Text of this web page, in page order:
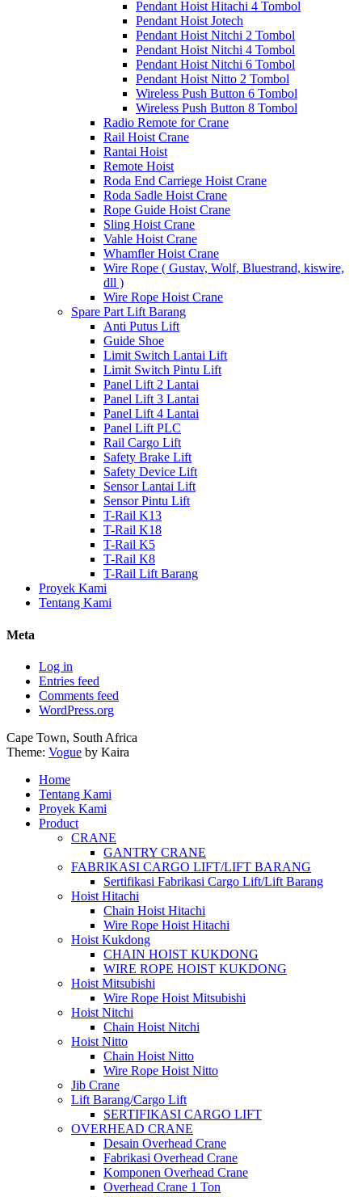
Pendant Hoist Hitachi 4 Tombol
Pendant Hoist Jotech
Pendant Hoist Nitchi 2 Tombol
Pendant Hoist Nitchi 4 Tombol
Pendant Hoist Nitchi 6 Tombol
Pendant Hoist Nitto 2 Tombol
Wireless Push Button 6 Tombol
Wireless Push Button 8 Tombol
Radio Remote for Crane
Rail Hoist Crane
Rantai Hoist
Remote Hoist
Roda End Carriege Hoist Crane
Roda Sadle Hoist Crane
Rope Guide Hoist Crane
Sling Hoist Crane
Vahle Hoist Crane
Whamfler Hoist Crane
Wire Rope ( Gustav, Wolf, Bluestrand, kiswire,
dll )
Wire Rope Hoist Crane
Spare Part Lift Barang
Anti Putus Lift
Guide Shoe
Limit Switch Lantai Lift
Limit Switch Pintu Lift
Panel Lift 2 Lantai
Panel Lift 3 Lantai
Panel Lift 4 Lantai
Panel Lift PLC
Rail Cargo Lift
Safety Brake Lift
Safety Device Lift
Sensor Lantai Lift
Sensor Pintu Lift
T-Rail K13
T-Rail K18
T-Rail K5
T-Rail K8
T-Rail Lift Barang
Proyek Kami
Tentang Kami
Meta
Log in
Entries feed
Comments feed
WordPress.org
Cape Town, South Africa
Theme: Vogue by Kaira
Home
Tentang Kami
Proyek Kami
Product
CRANE
GANTRY CRANE
FABRIKASI CARGO LIFT/LIFT BARANG
Sertifikasi Fabrikasi Cargo Lift/Lift Barang
Hoist Hitachi
Chain Hoist Hitachi
Wire Rope Hoist Hitachi
Hoist Kukdong
CHAIN HOIST KUKDONG
WIRE ROPE HOIST KUKDONG
Hoist Mitsubishi
Wire Rope Hoist Mitsubishi
Hoist Nitchi
Chain Hoist Nitchi
Hoist Nitto
Chain Hoist Nitto
Wire Rope Hoist Nitto
Jib Crane
Lift Barang/Cargo Lift
SERTIFIKASI CARGO LIFT
OVERHEAD CRANE
Desain Overhead Crane
Fabrikasi Overhead Crane
Komponen Overhead Crane
Overhead Crane 1 Ton